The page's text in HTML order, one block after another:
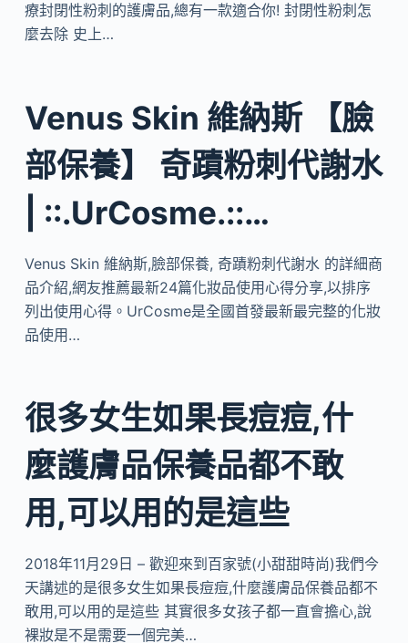
療封閉性粉刺的護膚品,總有一款適合你! 封閉性粉刺怎
麼去除 史上…
Venus Skin 維納斯 【臉
部保養】 奇蹟粉刺代謝水
| ::.UrCosme.::…
Venus Skin 維納斯,臉部保養, 奇蹟粉刺代謝水 的詳細商
品介紹,網友推薦最新24篇化妝品使用心得分享,以排序
列出使用心得。UrCosme是全國首發最新最完整的化妝
品使用…
很多女生如果長痘痘,什
麼護膚品保養品都不敢
用,可以用的是這些
2018年11月29日 – 歡迎來到百家號(小甜甜時尚)我們今
天講述的是很多女生如果長痘痘,什麼護膚品保養品都不
敢用,可以用的是這些 其實很多女孩子都一直會擔心,說
裸妝是不是需要一個完美…